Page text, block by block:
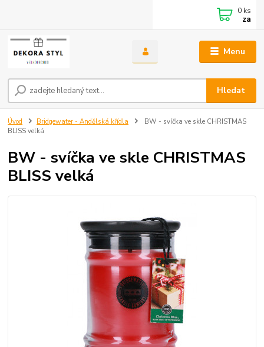
Menu
Hledat
0 ks
za
Úvod Bridgewater - Andělská křídla
BW - svíčka ve skle CHRISTMAS
BLISS velká
BW - svíčka ve skle CHRISTMAS
BLISS velká